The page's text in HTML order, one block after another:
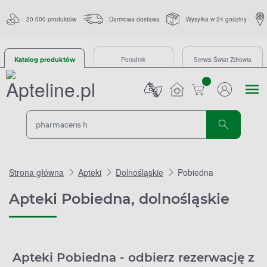
20 000 produktów Darmowa dostawa Wysyłka w 24 godziny
Katalog produktów Poradnik Serwis Świat Zdrowia
sztuk
Strona główna Apteki Dolnośląskie Pobiedna
Apteki Pobiedna, dolnośląskie
Apteki Pobiedna - odbierz rezerwację z